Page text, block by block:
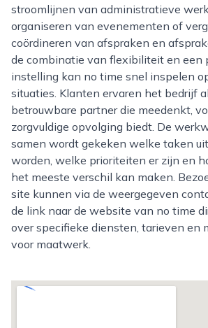
stroomlijnen van administratieve
organiseren van evenementen of
coördineren van afspraken en
de combinatie van flexibiliteit en een
instelling kan no time snel inspelen
situaties. Klanten ervaren het bedrijf
betrouwbare partner die meedenkt,
zorgvuldige opvolging biedt. De
samen wordt gekeken welke taken
worden, welke prioriteiten er zijn en
het meeste verschil kan maken.
site kunnen via de weergegeven
de link naar de website van no time
over specifieke diensten, tarieven en
voor maatwerk.